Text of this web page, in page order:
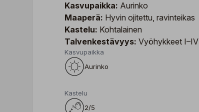
Kasvupaikka: Aurinko
Maaperä: Hyvin ojitettu, ravinteikas
Kastelu: Kohtalainen
Talvenkestävyys: Vyöhykkeet I–IV
Kasvupaikka
Aurinko
Kastelu
2/5